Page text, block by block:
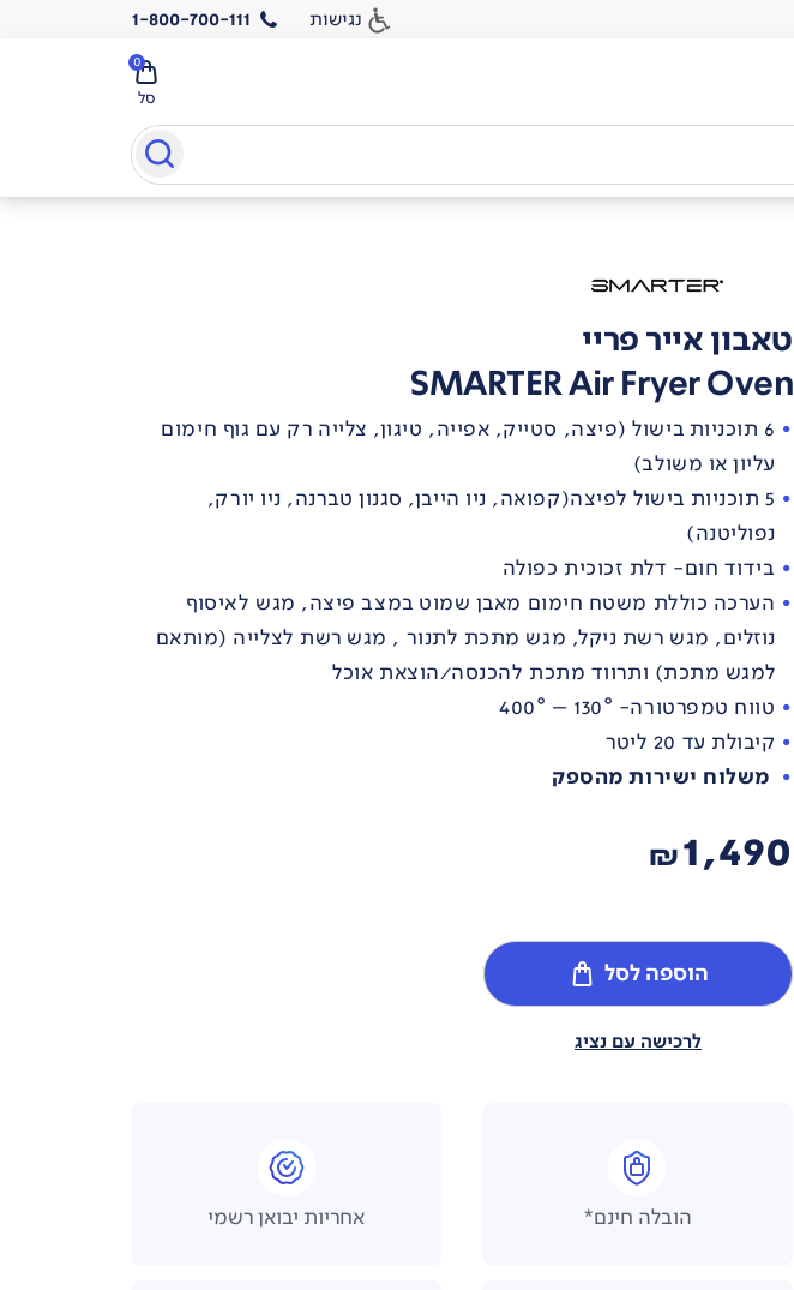
נגישות 1-800-700-111
סל
0
טאבון אייר פריי
SMARTER Air Fryer Oven
6 תוכניות בישול (פיצה, סטייק, אפייה, טיגון, צלייה רק עם גוף חימום
עליון או משולב)
5 תוכניות בישול לפיצה(קפואה, ניו הייבן, סגנון טברנה, ניו יורק,
נפוליטנה)
בידוד חום- דלת זכוכית כפולה
הערכה כוללת משטח חימום מאבן שמוט במצב פיצה, מגש לאיסוף
נוזלים, מגש רשת ניקל, מגש מתכת לתנור , מגש רשת לצלייה (מותאם
למגש מתכת) ותרווד מתכת להכנסה/הוצאת אוכל
טווח טמפרטורה- 130° – 400°
קיבולת עד 20 ליטר
משלוח ישירות מהספק
1,490
₪
הוספה לסל
לרכישה עם נציג
הובלה חינם* אחריות יבואן רשמי